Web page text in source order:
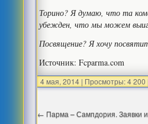
Торино? Я думаю, что та
убежден, что мы можем
Посвящение? Я хочу
Источник: Fcparma.com
4 мая, 2014 | Просмотры: 4 200
← Парма – Сампдория. Заявки